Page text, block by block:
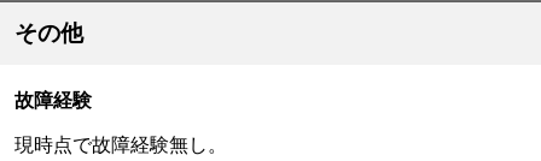
その他
故障経験
現時点で故障経験無し。